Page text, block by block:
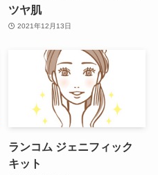
ツヤ肌
2021年12月13日
ランコム ジェニフィック
キット